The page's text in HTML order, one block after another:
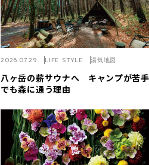
八ヶ岳の薪サウナへ キャンプが苦手
でも森に通う理由
2026.07.29 LIFE STYLE 湯気地図